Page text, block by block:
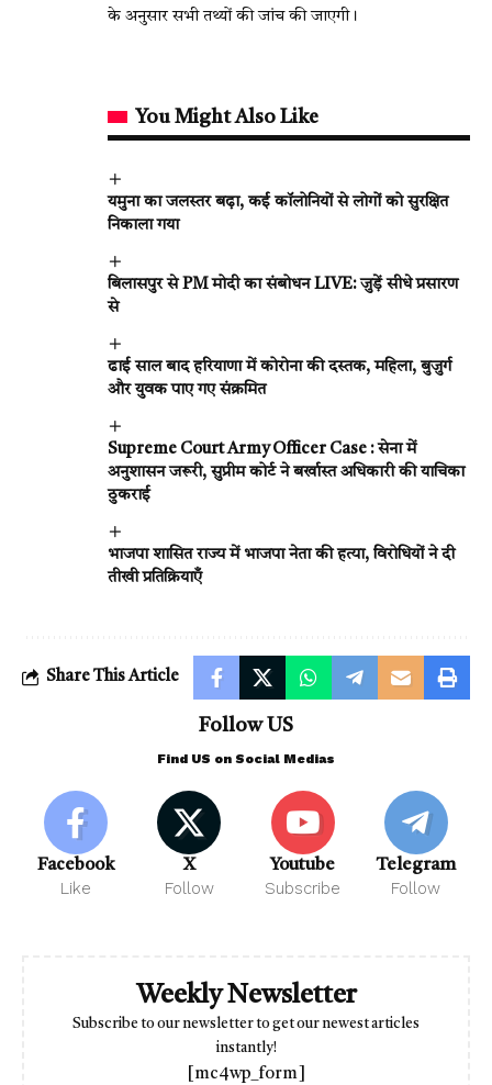
के अनुसार सभी तथ्यों की जांच की जाएगी।
You Might Also Like
यमुना का जलस्तर बढ़ा, कई कॉलोनियों से लोगों को सुरक्षित
निकाला गया
बिलासपुर से PM मोदी का संबोधन LIVE: जुड़ें सीधे प्रसारण
से
ढाई साल बाद हरियाणा में कोरोना की दस्तक, महिला, बुजुर्ग
और युवक पाए गए संक्रमित
Supreme Court Army Officer Case : सेना में
अनुशासन जरूरी, सुप्रीम कोर्ट ने बर्खास्त अधिकारी की याचिका
ठुकराई
भाजपा शासित राज्य में भाजपा नेता की हत्या, विरोधियों ने दी
तीखी प्रतिक्रियाएँ
Share This Article
Follow US
Find US on Social Medias
Facebook
Like
X
Follow
Youtube
Subscribe
Telegram
Follow
Weekly Newsletter
Subscribe to our newsletter to get our newest articles
instantly!
[mc4wp_form]